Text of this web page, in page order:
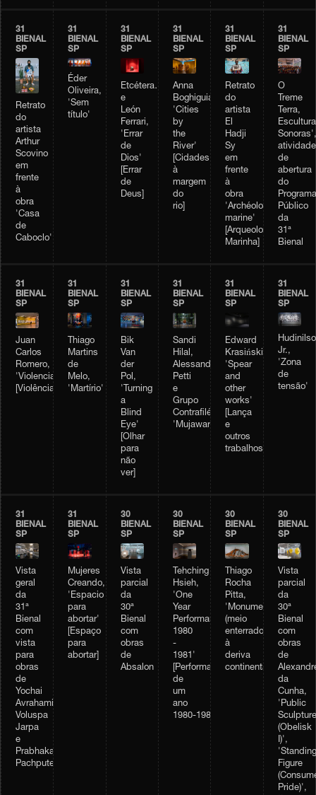
31
BIENAL
SP
Retrato
do
artista
Arthur
Scovino
em
frente
à
obra
'Casa
de
Caboclo'
31
BIENAL
SP
Éder
Oliveira,
'Sem
título'
31
BIENAL
SP
Etcétera…
e
León
Ferrari,
'Errar
de
Dios'
[Errar
de
Deus]
31
BIENAL
SP
Anna
Boghiguian,
'Cities
by
the
River'
[Cidades
à
margem
do
rio]
31
BIENAL
SP
Retrato
do
artista
El
Hadji
Sy
em
frente
à
obra
'Archéologie
marine'
[Arqueologia
Marinha]
31
BIENAL
SP
O
Treme
Terra,
Sonoras',
atividade
de
abertura
do
Programa
Público
da
31ª
Bienal
31
BIENAL
SP
Juan
Carlos
Romero,
'Violencia'
[Violência]
31
BIENAL
SP
Thiago
Martins
de
Melo,
'Martírio'
31
BIENAL
SP
Bik
Van
der
Pol,
'Turning
a
Blind
Eye'
[Olhar
para
não
ver]
31
BIENAL
SP
Sandi
Hilal,
Alessandro
Petti
e
Grupo
Contrafilé,
'Mujawara'
31
BIENAL
SP
Edward
Krasiński,
'Spear
and
other
works'
[Lança
e
outros
trabalhos]
31
BIENAL
SP
Jr.,
'Zona
de
tensão'
31
BIENAL
SP
Vista
geral
da
31ª
Bienal
com
vista
para
obras
de
Yochai
Avrahami,
Voluspa
Jarpa
e
Prabhakar
Pachpute
31
BIENAL
SP
Mujeres
Creando,
'Espacio
para
abortar'
[Espaço
para
abortar]
30
BIENAL
SP
Vista
parcial
da
30ª
Bienal
com
obras
de
Absalon
30
BIENAL
SP
Tehching
Hsieh,
'One
Year
Performance
1980
-
1981'
[Performance
de
um
ano
1980‑1981]
30
BIENAL
SP
Thiago
Rocha
Pitta,
'Monumento
(meio
enterrado)
à
deriva
continental'
30
BIENAL
SP
Vista
parcial
da
30ª
Bienal
com
obras
de
da
Cunha,
'Public
Sculpture
(Obelisk
I)',
'Standing
Figure
Pride)',